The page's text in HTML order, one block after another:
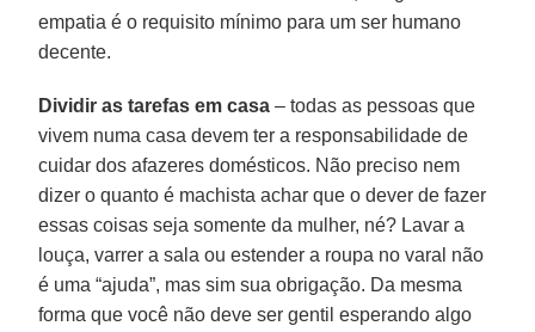
empatia é o requisito mínimo para um ser humano
decente.
Dividir as tarefas em casa – todas as pessoas que
vivem numa casa devem ter a responsabilidade de
cuidar dos afazeres domésticos. Não preciso nem
dizer o quanto é machista achar que o dever de fazer
essas coisas seja somente da mulher, né? Lavar a
louça, varrer a sala ou estender a roupa no varal não
é uma “ajuda”, mas sim sua obrigação. Da mesma
forma que você não deve ser gentil esperando algo